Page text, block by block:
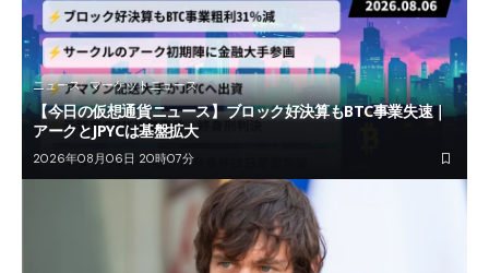
ニュース マーケットニュース
【今日の仮想通貨ニュース】ブロック好決算もBTC事業失速｜
アークとJPYCは基盤拡大
2026年08月06日 20時07分